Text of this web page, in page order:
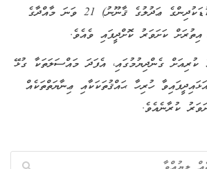
ނަންބަރު: 2019/18 (ކުޑަކުދިންގެ ޢަދުލުގެ ޤާނޫނު) 21 ވަނަ މާއްދާގެ
ކަށަވަރު ކޮށްދީފައި ވެއެވެ.
ގެންދިޔުމުގައި، އެފަދަ މައްސަލަތަކާ ގުޅޭ
ހުރިހާ ޙައްޤުތަކަކާއި ޢިނާޔަތްތަކެއް
ކުރާނެއެވެ.